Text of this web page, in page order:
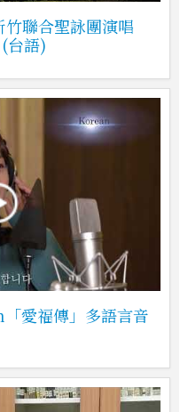
聯合聖詠團演唱
台語)
愛福傳」多語言音